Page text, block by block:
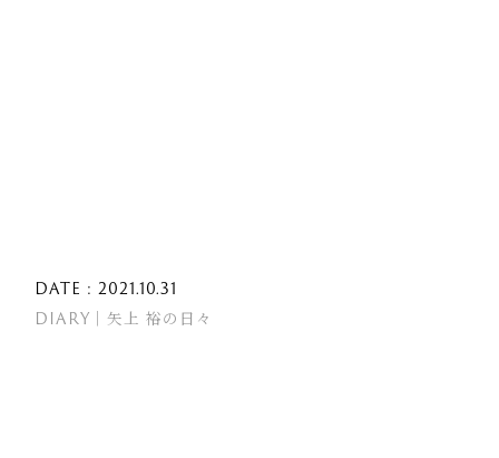
DATE : 2021.10.31
DIARY｜矢上 裕の日々